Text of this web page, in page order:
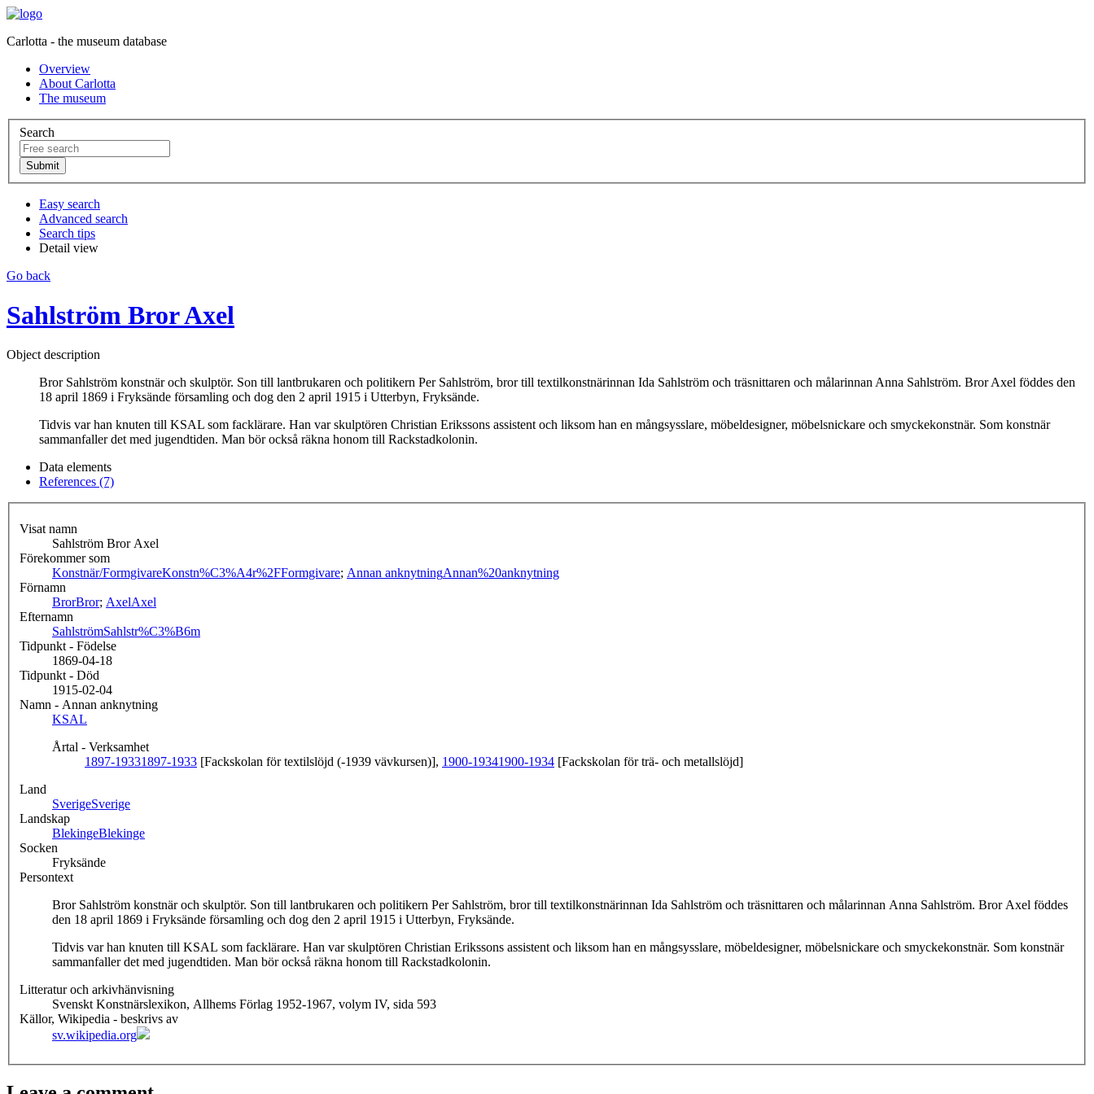
Carlotta - the museum database
Overview
About Carlotta
The museum
Search
Easy search
Advanced search
Search tips
Detail view
Go back
Sahlström Bror Axel
Object description
Bror Sahlström konstnär och skulptör. Son till lantbrukaren och politikern Per Sahlström, bror till textilkonstnärinnan Ida Sahlström och träsnittaren och målarinnan Anna Sahlström. Bror Axel föddes den
18 april 1869 i Fryksände församling och dog den 2 april 1915 i Utterbyn, Fryksände.
Tidvis var han knuten till KSAL som facklärare. Han var skulptören Christian Erikssons assistent och liksom han en mångsysslare, möbeldesigner, möbelsnickare och smyckekonstnär. Som konstnär
sammanfaller det med jugendtiden. Man bör också räkna honom till Rackstadkolonin.
Data elements
References (7)
Visat namn
Sahlström Bror Axel
Förekommer som
Konstnär/FormgivareKonstn%C3%A4r%2FFormgivare; Annan anknytningAnnan%20anknytning
Förnamn
BrorBror; AxelAxel
Efternamn
SahlströmSahlstr%C3%B6m
Tidpunkt - Födelse
1869-04-18
Tidpunkt - Död
1915-02-04
Namn - Annan anknytning
KSAL
Årtal - Verksamhet
1897-19331897-1933 [Fackskolan för textilslöjd (-1939 vävkursen)], 1900-19341900-1934 [Fackskolan för trä- och metallslöjd]
Land
SverigeSverige
Landskap
BlekingeBlekinge
Socken
Fryksände
Persontext
Bror Sahlström konstnär och skulptör. Son till lantbrukaren och politikern Per Sahlström, bror till textilkonstnärinnan Ida Sahlström och träsnittaren och målarinnan Anna Sahlström. Bror Axel föddes
den 18 april 1869 i Fryksände församling och dog den 2 april 1915 i Utterbyn, Fryksände.
Tidvis var han knuten till KSAL som facklärare. Han var skulptören Christian Erikssons assistent och liksom han en mångsysslare, möbeldesigner, möbelsnickare och smyckekonstnär. Som konstnär
sammanfaller det med jugendtiden. Man bör också räkna honom till Rackstadkolonin.
Litteratur och arkivhänvisning
Svenskt Konstnärslexikon, Allhems Förlag 1952-1967, volym IV, sida 593
Källor, Wikipedia - beskrivs av
sv.wikipedia.org